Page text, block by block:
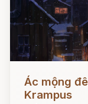
Đọc ngay
Ác mộng
Krampus